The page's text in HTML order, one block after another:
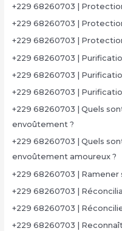
+229 68260703 |
+229 68260703 |
+229 68260703 |
+229 68260703 |
+229 68260703 |
+229 68260703 |
+229 68260703 | Quels
envoûtement ?
+229 68260703 | Quels
envoûtement amoureux ?
+229 68260703 | Ramener
+229 68260703 |
+229 68260703 |
+229 68260703 |